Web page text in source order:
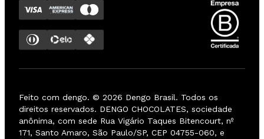
Feito com dengo. © 2026 Dengo Brasil. Todos os
direitos reservados. DENGO CHOCOLATES, sociedade
anônima, com sede Rua Vigário Taques Bitencourt, nº
171, Santo Amaro, São Paulo/SP, CEP 04755-060, e